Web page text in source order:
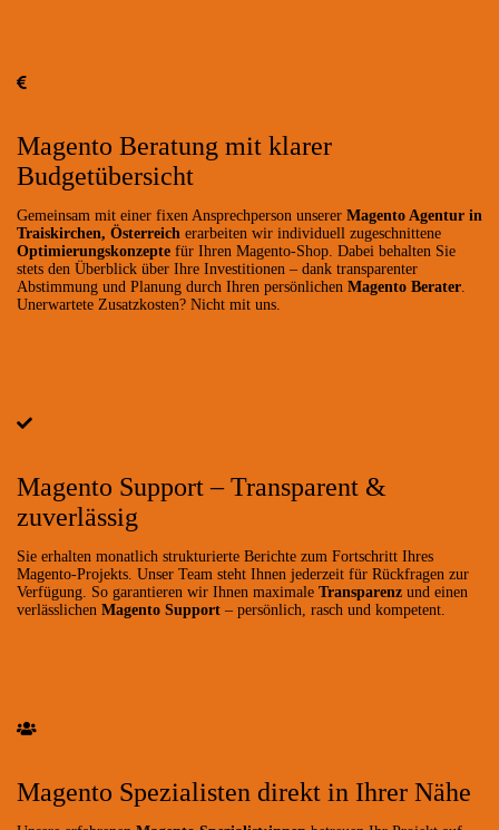
Magento Beratung mit klarer
Budgetübersicht
Gemeinsam mit einer fixen Ansprechperson unserer Magento Agentur in
Traiskirchen, Österreich erarbeiten wir individuell zugeschnittene
Optimierungskonzepte für Ihren Magento-Shop. Dabei behalten Sie
stets den Überblick über Ihre Investitionen – dank transparenter
Abstimmung und Planung durch Ihren persönlichen Magento Berater
Unerwartete Zusatzkosten? Nicht mit uns.
Magento Support – Transparent &
zuverlässig
Sie erhalten monatlich strukturierte Berichte zum Fortschritt Ihres
Magento-Projekts. Unser Team steht Ihnen jederzeit für Rückfragen zur
Verfügung. So garantieren wir Ihnen maximale Transparenz und einen
verlässlichen Magento Support – persönlich, rasch und kompetent.
Magento Spezialisten direkt in Ihrer Nähe